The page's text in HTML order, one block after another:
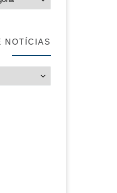
NOTÍCIAS